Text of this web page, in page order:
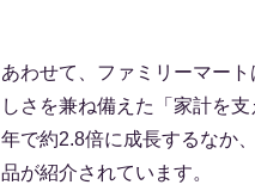
あわせて、ファミリーマー
しさを兼ね備えた「家計を
年で約2.8倍に成長するなか
品が紹介されています。